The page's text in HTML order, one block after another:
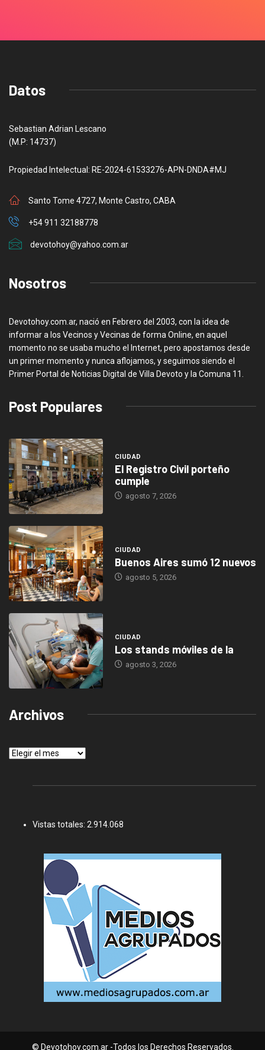
Datos
Sebastian Adrian Lescano
(M.P: 14737)
Propiedad Intelectual: RE-2024-61533276-APN-DNDA#MJ
Santo Tome 4727, Monte Castro, CABA
+54 911 32188778
devotohoy@yahoo.com.ar
Nosotros
Devotohoy.com.ar, nació en Febrero del 2003, con la idea de
informar a los Vecinos y Vecinas de forma Online, en aquel
momento no se usaba mucho el Internet, pero apostamos desde
un primer momento y nunca aflojamos, y seguimos siendo el
Primer Portal de Noticias Digital de Villa Devoto y la Comuna 11.
Post Populares
CIUDAD
El Registro Civil porteño
cumple
agosto 7, 2026
CIUDAD
Buenos Aires sumó 12 nuevos
agosto 5, 2026
CIUDAD
Los stands móviles de la
agosto 3, 2026
Archivos
Archivos
Vistas totales: 2.914.068
© Devotohoy.com.ar -Todos los Derechos Reservados.